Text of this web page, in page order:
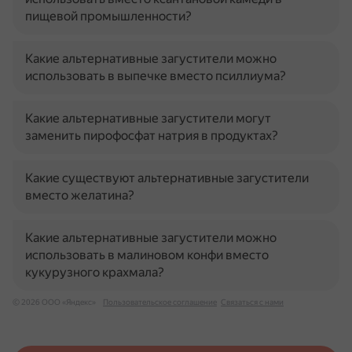
пищевой промышленности?
Какие альтернативные загустители можно
использовать в выпечке вместо псиллиума?
Какие альтернативные загустители могут
заменить пирофосфат натрия в продуктах?
Какие существуют альтернативные загустители
вместо желатина?
Какие альтернативные загустители можно
использовать в малиновом конфи вместо
кукурузного крахмала?
© 2026 ООО «Яндекс» Пользовательское соглашение Связаться с нами